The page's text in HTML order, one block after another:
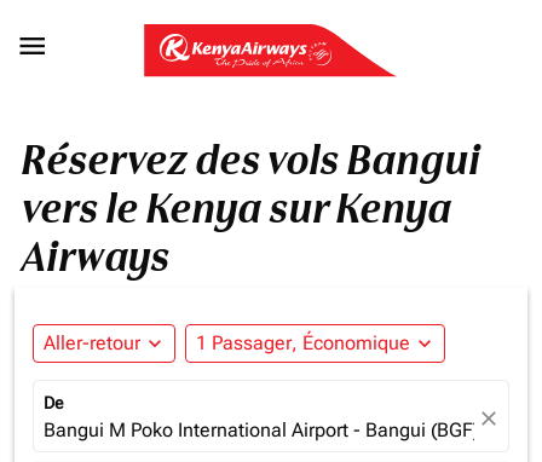

Réservez des vols Bangui
vers le Kenya sur Kenya
Airways
Aller-retour expand_more 1 Passager, Économique expand_more
De
Bangui M Poko International Airport - Bangui (BGF),close